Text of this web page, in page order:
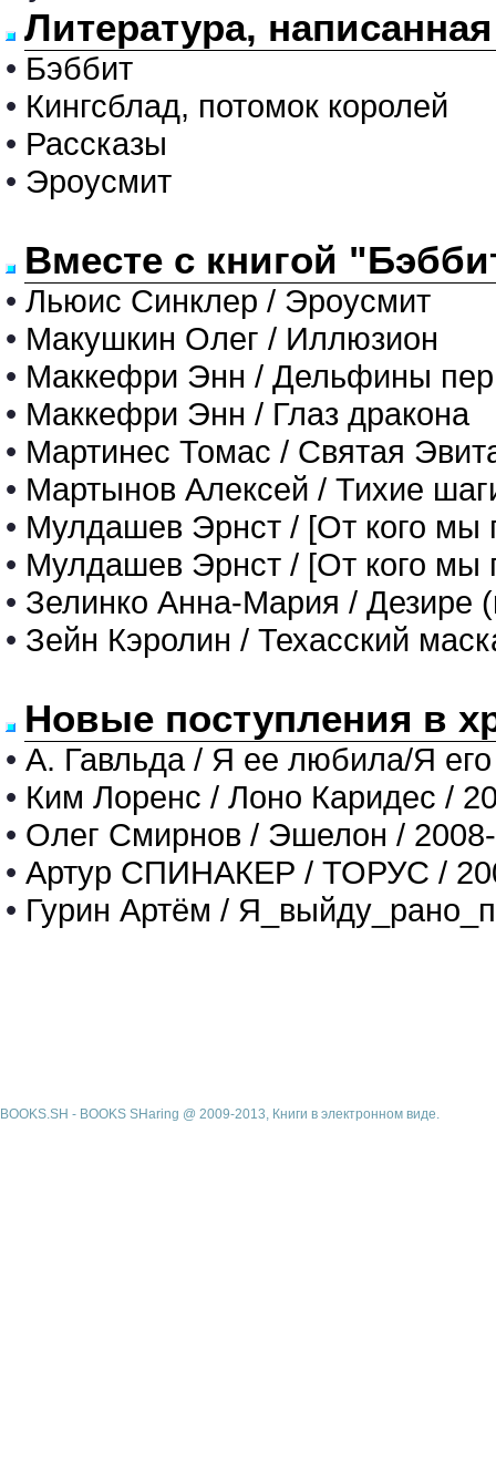
Литература,
• Бэббит
• Кингсблад, потомок королей
• Рассказы
• Эроусмит
Вместе с книгой
• Льюис Синклер / Эроусмит
• Макушкин Олег / Иллюзион
• Маккефри Энн / Дельфины
• Маккефри Энн / Глаз дракона
• Мартинес Томас / Святая
• Мартынов Алексей / Тихие
• Мулдашев Эрнст / [От кого мы
• Мулдашев Эрнст / [От кого
• Зелинко Анна-Мария / Дезире
• Зейн Кэролин / Техасский
Новые поступления в
• А. Гавльда / Я ее любила/Я
• Ким Лоренс / Лоно Каридес /
• Олег Смирнов / Эшелон /
• Артур СПИНАКЕР / ТОРУС /
• Гурин Артём /
BOOKS.SH - BOOKS SHaring @ 2009-2013, Книги в электронном виде.